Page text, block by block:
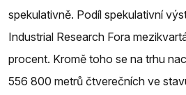
spekulativně. Podíl spekulativní
Industrial Research Fora
procent. Kromě toho se na trhu
556 800 metrů čtverečních ve